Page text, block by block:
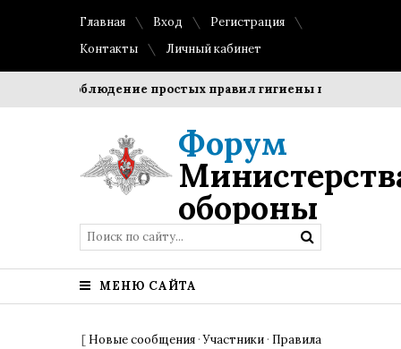
Главная Вход
Регистрация
Контакты
Личный кабинет
Соблюдение простых правил гигиены помогает
Форум
обороны
МЕНЮ САЙТА
[ Новые сообщения ·Участники · Правила